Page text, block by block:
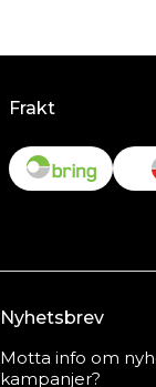
Frakt
Nyhetsbrev
Motta info om
kampanjer?